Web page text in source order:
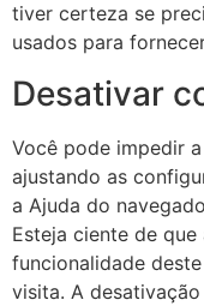
tiver certeza se
usados ​​para
Desativar
Você pode impedir
ajustando as
a Ajuda do
Esteja ciente de
funcionalidade
visita. A